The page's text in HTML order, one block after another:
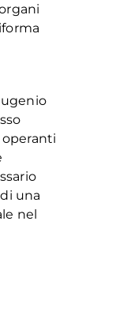
una
nel